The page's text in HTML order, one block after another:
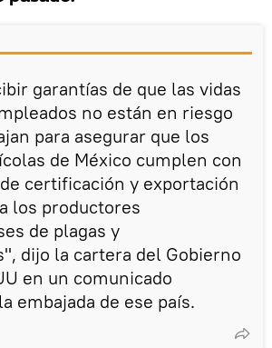
garantías de que las vidas
no están en riesgo
para asegurar que los
de México cumplen con
certificación y exportación
los productores
de plagas y
dijo la cartera del Gobierno
en un comunicado
embajada de ese país.